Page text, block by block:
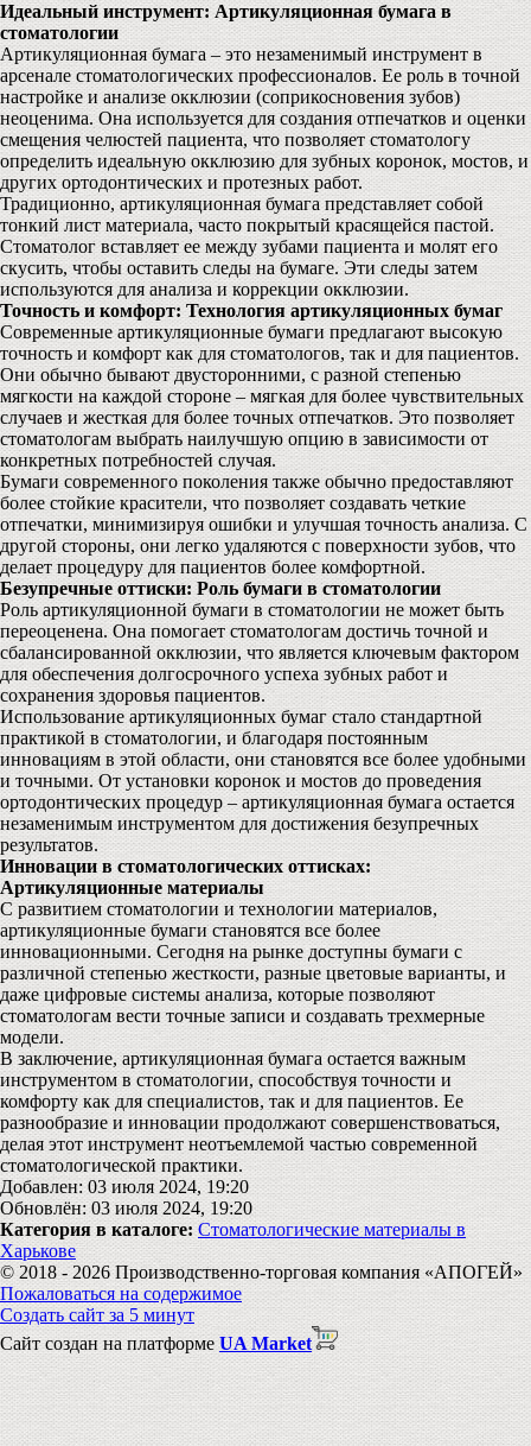
Идеальный инструмент: Артикуляционная бумага в
стоматологии
Артикуляционная бумага – это незаменимый инструмент в
арсенале стоматологических профессионалов. Ее роль в точной
настройке и анализе окклюзии (соприкосновения зубов)
неоценима. Она используется для создания отпечатков и оценки
смещения челюстей пациента, что позволяет стоматологу
определить идеальную окклюзию для зубных коронок, мостов, и
других ортодонтических и протезных работ.
Традиционно, артикуляционная бумага представляет собой
тонкий лист материала, часто покрытый красящейся пастой.
Стоматолог вставляет ее между зубами пациента и молят его
скусить, чтобы оставить следы на бумаге. Эти следы затем
используются для анализа и коррекции окклюзии.
Точность и комфорт: Технология артикуляционных бумаг
Современные артикуляционные бумаги предлагают высокую
точность и комфорт как для стоматологов, так и для пациентов.
Они обычно бывают двусторонними, с разной степенью
мягкости на каждой стороне – мягкая для более чувствительных
случаев и жесткая для более точных отпечатков. Это позволяет
стоматологам выбрать наилучшую опцию в зависимости от
конкретных потребностей случая.
Бумаги современного поколения также обычно предоставляют
более стойкие красители, что позволяет создавать четкие
отпечатки, минимизируя ошибки и улучшая точность анализа. С
другой стороны, они легко удаляются с поверхности зубов, что
делает процедуру для пациентов более комфортной.
Безупречные оттиски: Роль бумаги в стоматологии
Роль артикуляционной бумаги в стоматологии не может быть
переоценена. Она помогает стоматологам достичь точной и
сбалансированной окклюзии, что является ключевым фактором
для обеспечения долгосрочного успеха зубных работ и
сохранения здоровья пациентов.
Использование артикуляционных бумаг стало стандартной
практикой в стоматологии, и благодаря постоянным
инновациям в этой области, они становятся все более удобными
и точными. От установки коронок и мостов до проведения
ортодонтических процедур – артикуляционная бумага остается
незаменимым инструментом для достижения безупречных
результатов.
Инновации в стоматологических оттисках:
Артикуляционные материалы
С развитием стоматологии и технологии материалов,
артикуляционные бумаги становятся все более
инновационными. Сегодня на рынке доступны бумаги с
различной степенью жесткости, разные цветовые варианты, и
даже цифровые системы анализа, которые позволяют
стоматологам вести точные записи и создавать трехмерные
модели.
В заключение, артикуляционная бумага остается важным
инструментом в стоматологии, способствуя точности и
комфорту как для специалистов, так и для пациентов. Ее
разнообразие и инновации продолжают совершенствоваться,
делая этот инструмент неотъемлемой частью современной
стоматологической практики.
Добавлен: 03 июля 2024, 19:20
Обновлён: 03 июля 2024, 19:20
Категория в каталоге: Стоматологические материалы в
Харькове
© 2018 - 2026 Производственно-торговая компания «АПОГЕЙ»
Пожаловаться на содержимое
Создать сайт за 5 минут
Сайт создан на платформеUA Market